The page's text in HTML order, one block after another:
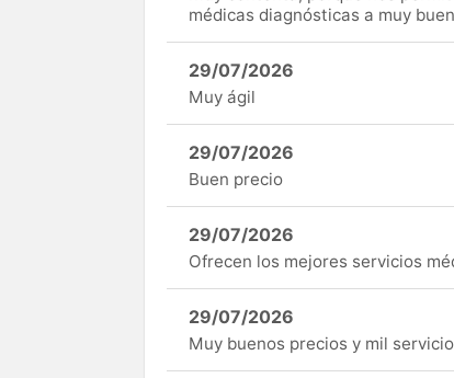
médicas diagnósticas a muy
29/07/2026
Muy ágil
29/07/2026
Buen precio
29/07/2026
Ofrecen los mejores servicios
29/07/2026
Muy buenos precios y mil